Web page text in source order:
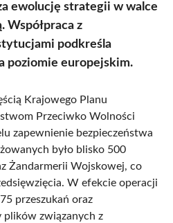
ewolucję strategii w walce
Współpraca z
podkreśla
poziomie europejskim.
Krajowego Planu
Przeciwko Wolności
zapewnienie bezpieczeństwa
było blisko 500
Żandarmerii Wojskowej, co
W efekcie operacji
przeszukań oraz
związanych z